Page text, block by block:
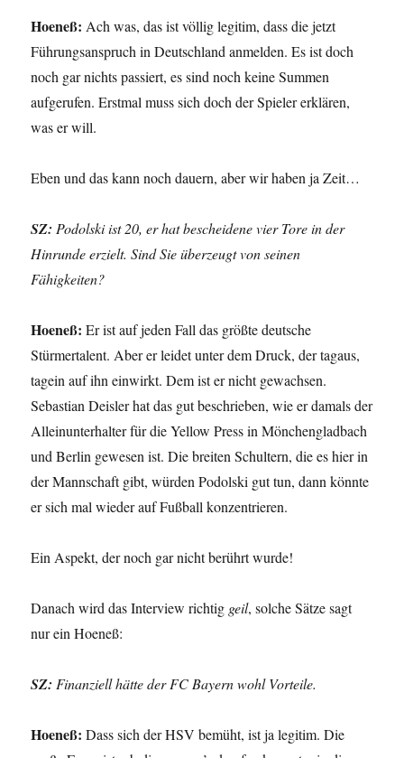
Hoeneß: Ach was, das ist völlig legitim, dass die jetzt
Führungsanspruch in Deutschland anmelden. Es ist doch
noch gar nichts passiert, es sind noch keine Summen
aufgerufen. Erstmal muss sich doch der Spieler erklären,
was er will.
Eben und das kann noch dauern, aber wir haben ja Zeit…
SZ: Podolski ist 20, er hat bescheidene vier Tore in der
Hinrunde erzielt. Sind Sie überzeugt von seinen
Fähigkeiten?
Hoeneß: Er ist auf jeden Fall das größte deutsche
Stürmertalent. Aber er leidet unter dem Druck, der tagaus,
tagein auf ihn einwirkt. Dem ist er nicht gewachsen.
Sebastian Deisler hat das gut beschrieben, wie er damals der
Alleinunterhalter für die Yellow Press in Mönchengladbach
und Berlin gewesen ist. Die breiten Schultern, die es hier in
der Mannschaft gibt, würden Podolski gut tun, dann könnte
er sich mal wieder auf Fußball konzentrieren.
Ein Aspekt, der noch gar nicht berührt wurde!
Danach wird das Interview richtig geil, solche Sätze sagt
nur ein Hoeneß:
SZ: Finanziell hätte der FC Bayern wohl Vorteile.
Hoeneß: Dass sich der HSV bemüht, ist ja legitim. Die